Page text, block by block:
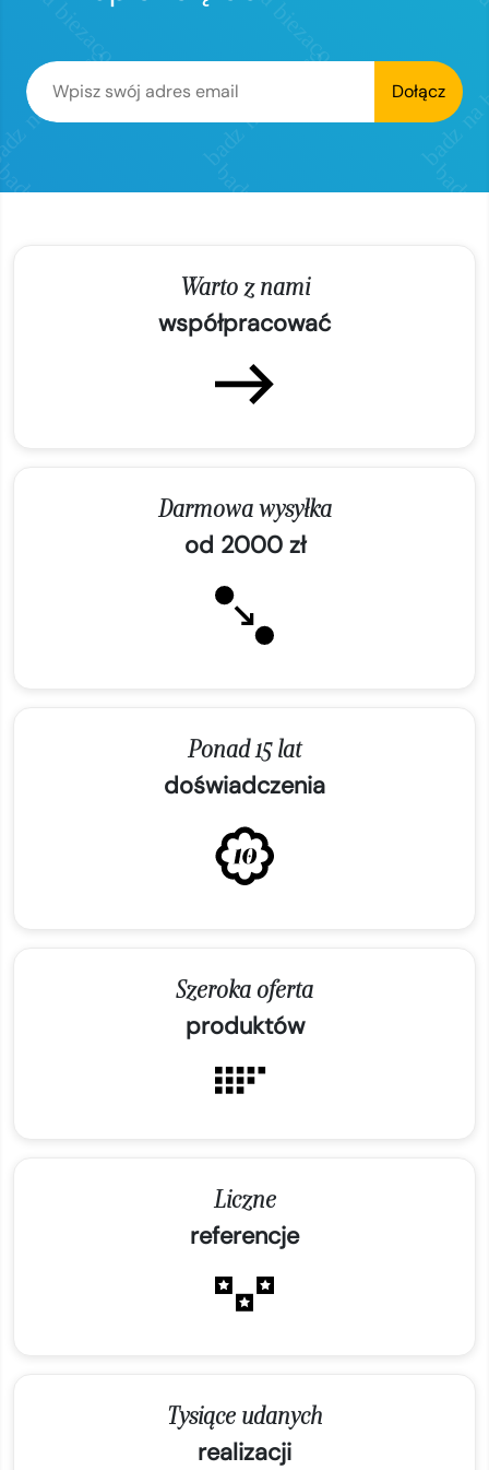
Dołącz
Warto z nami
współpracować
Darmowa wysyłka
od 2000 zł
Ponad 15 lat
doświadczenia
Szeroka oferta
produktów
Liczne
referencje
Tysiące udanych
realizacji